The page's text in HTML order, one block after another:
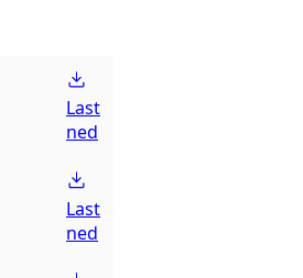
Last
ned
Last
ned